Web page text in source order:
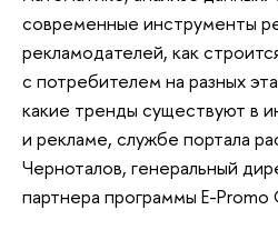
современные инструменты
рекламодателей, как
с потребителем на разных
какие тренды существуют в
и рекламе, службе портала
Черноталов, генеральный
партнера программы E-Promo